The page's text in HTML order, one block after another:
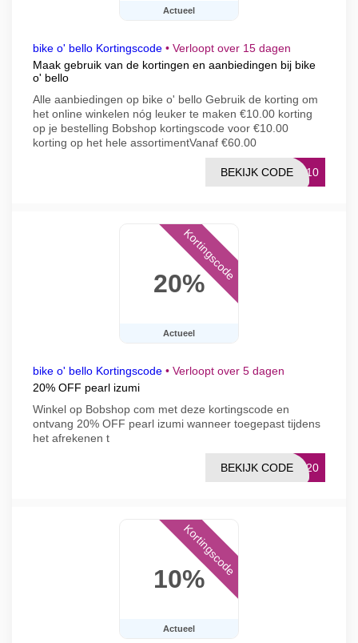
Actueel
bike o' bello Kortingscode • Verloopt over 15 dagen
Maak gebruik van de kortingen en aanbiedingen bij bike
o' bello
Alle aanbiedingen op bike o' bello Gebruik de korting om
het online winkelen nóg leuker te maken €10.00 korting
op je bestelling Bobshop kortingscode voor €10.00
korting op het hele assortimentVanaf €60.00
EW10
BEKIJK CODE
20%
Actueel
Kortingscode
bike o' bello Kortingscode • Verloopt over 5 dagen
20% OFF pearl izumi
Winkel op Bobshop com met deze kortingscode en
ontvang 20% OFF pearl izumi wanneer toegepast tijdens
het afrekenen t
RL20
BEKIJK CODE
10%
Actueel
Kortingscode